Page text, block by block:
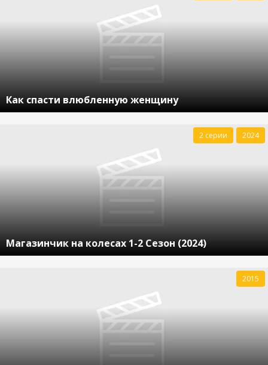
Как спасти влюбленную женщину
Магазинчик на колесах 1-2 Сезон (2024)
2 серии 2024
2015